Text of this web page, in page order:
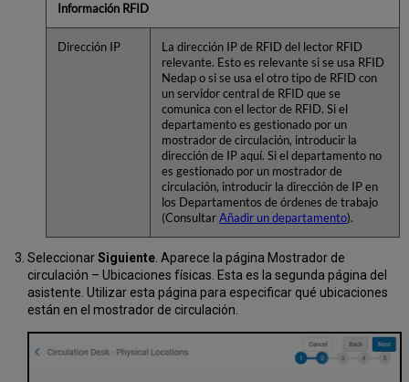
Información RFID
Dirección IP
La dirección IP de RFID del lector RFID
relevante. Esto es relevante si se usa RFID
Nedap o si se usa el otro tipo de RFID con
un servidor central de RFID que se
comunica con el lector de RFID. Si el
departamento es gestionado por un
mostrador de circulación, introducir la
dirección de IP aquí. Si el departamento no
es gestionado por un mostrador de
circulación, introducir la dirección de IP en
los Departamentos de órdenes de trabajo
(ConsultarAñadir un departamento).
SeleccionarSiguiente. Aparece la página Mostrador de
circulación – Ubicaciones físicas. Esta es la segunda página del
asistente. Utilizar esta página para especificar qué ubicaciones
están en el mostrador de circulación.